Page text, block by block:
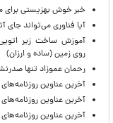
خبر خوش بهزیستی برای
آیا فناوری می‌تواند جای
آموزش ساخت زیر
روی زمین (ساده و ارزان)
رحمان عموزاد تنها
آخرین عناوین
آخرین عناوین
آخرین عناوین